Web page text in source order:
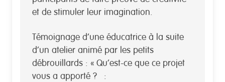
et de stimuler leur imagination.
Témoignage d’une éducatrice à la suite
d’un atelier animé par les petits
débrouillards : « Qu’est-ce que ce projet
vous a apporté ? :